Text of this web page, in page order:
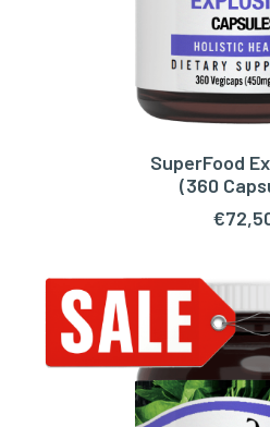
TOEVOEGEN AAN
SuperFood
(360
€